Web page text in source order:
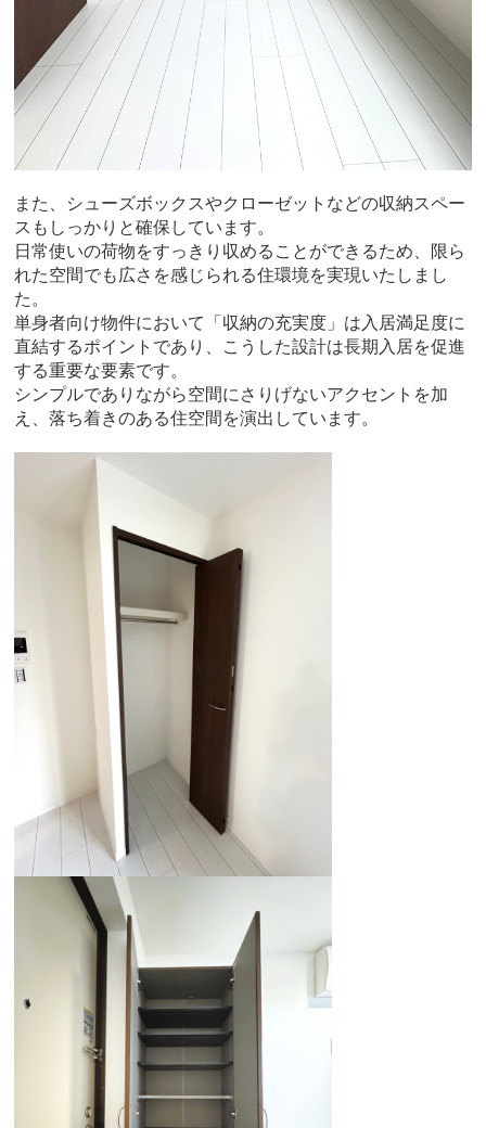
また、シューズボックスやクローゼットなどの収納スペー
スもしっかりと確保しています。
日常使いの荷物をすっきり収めることができるため、限ら
れた空間でも広さを感じられる住環境を実現いたしまし
た。
単身者向け物件において「収納の充実度」は入居満足度に
直結するポイントであり、こうした設計は長期入居を促進
する重要な要素です。
シンプルでありながら空間にさりげないアクセントを加
え、落ち着きのある住空間を演出しています。